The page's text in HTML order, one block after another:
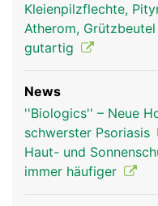
Kleienpilzflechte,
Atherom,
gutartig
News
''Biologics'' – Neue
schwerster Psoriasis
Haut- und
immer häufiger